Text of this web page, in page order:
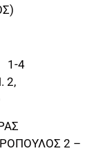
1-4
2,
2 –